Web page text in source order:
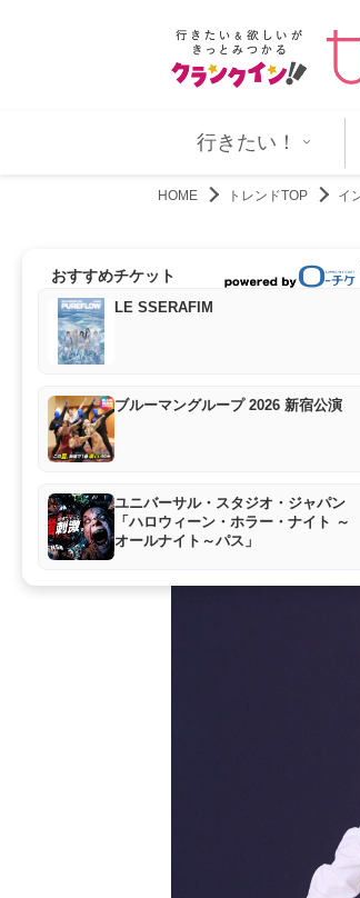
『角醒ハ
行きたい！
HOME トレンドTOP イ
おすすめチケット
LE SSERAFIM
ブルーマングループ 2026 新宿公演
ユニバーサル・スタジオ・ジャパン
「ハロウィーン・ホラー・ナイト ～
オールナイト～パス」
梶裕貴＆雨宮
積み重ねで「
インタビュー 2022年12月